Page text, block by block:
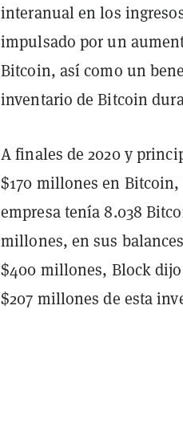
interanual en los
impulsado por un
Bitcoin, así como un
inventario de Bitcoin
A finales de 2020 y
$170 millones en Bitcoin,
empresa tenía 8.038
millones, en sus
$400 millones, Block
$207 millones de esta